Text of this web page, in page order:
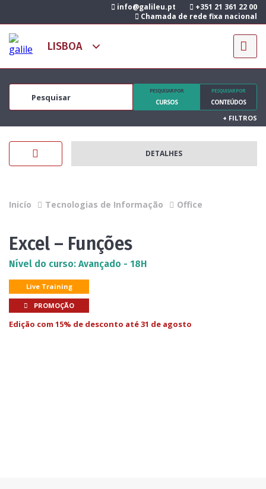
info@galileu.pt
+351 21 361 22 00
Chamada de rede fixa nacional
PESQUISAR POR
CURSOS
PESQUISAR POR
CONTEÚDOS
+ FILTROS
DETALHES
Inicío Tecnologias de Informação Office
Excel – Funções
Nível do curso: Avançado - 18H
Live Training
PROMOÇÃO
Edição com 15% de desconto até 31 de agosto